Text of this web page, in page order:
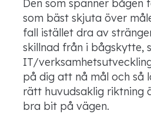
Den som spänner bågen
som bäst skjuta över
fall istället dra av
skillnad från i bågskytte,
IT/
på dig att nå mål och så
rätt huvudsaklig riktning
bra bit på vägen.